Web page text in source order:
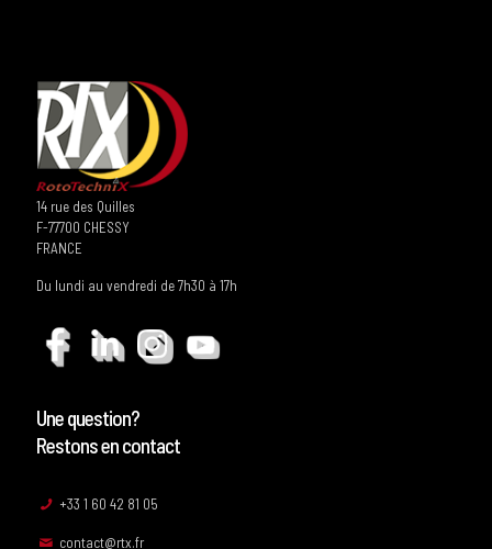
14 rue des Quilles
F-77700 CHESSY
FRANCE
Du lundi au vendredi de 7h30 à 17h
Une question?
Restons en contact
+33 1 60 42 81 05
contact@rtx.fr